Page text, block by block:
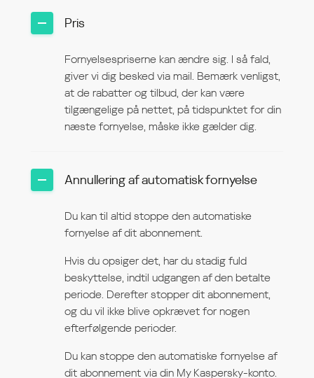
Pris
Fornyelsespriserne kan ændre sig. I så fald,
giver vi dig besked via mail. Bemærk venligst,
at de rabatter og tilbud, der kan være
tilgængelige på nettet, på tidspunktet for din
næste fornyelse, måske ikke gælder dig.
Annullering af automatisk fornyelse
Du kan til altid stoppe den automatiske
fornyelse af dit abonnement.
Hvis du opsiger det, har du stadig fuld
beskyttelse, indtil udgangen af den betalte
periode. Derefter stopper dit abonnement,
og du vil ikke blive opkrævet for nogen
efterfølgende perioder.
Du kan stoppe den automatiske fornyelse af
dit abonnement via din My Kaspersky-konto.